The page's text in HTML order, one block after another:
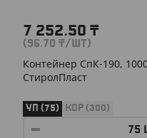
7 252.50 ₸
(96.70 ₸/ШТ)
Контейнер СпК-190,
СтиролПласт
УП (75) КОР (300)